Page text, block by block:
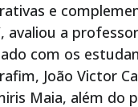
e
avaliou a
com os
João Victor
Maia, além do